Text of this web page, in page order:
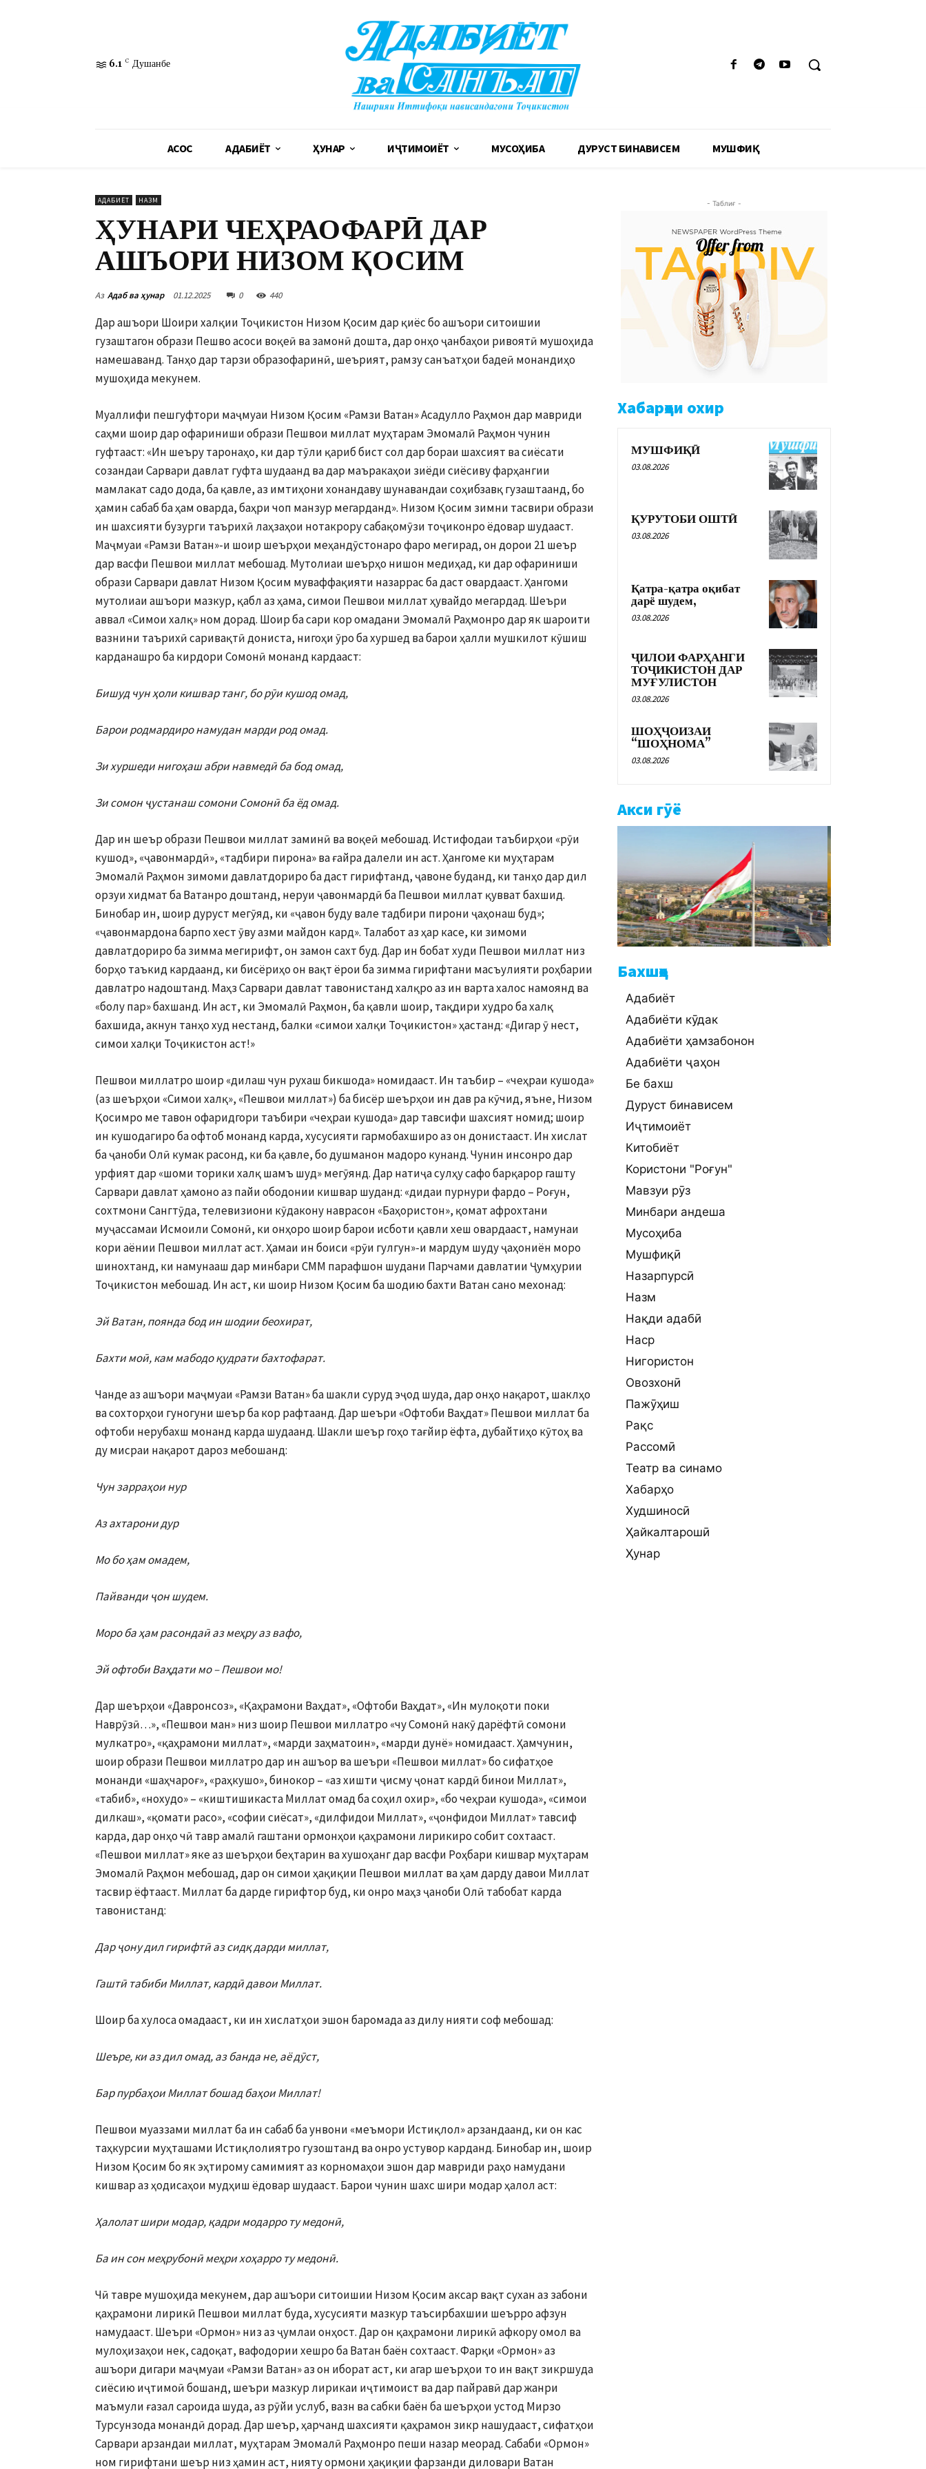
6.1 C Душанбе
АСОСӢ АДАБИЁТ ҲУНАР ИҶТИМОИЁТ МУСОҲИБА ДУРУСТ БИНАВИСЕМ МУШФИҚӢ
АДАБИЁТ НАЗМ
ҲУНАРИ ЧЕҲРАОФАРӢ ДАР
АШЪОРИ НИЗОМ ҚОСИМ
Аз Адаб ва ҳунар 01.12.2025 0 440
Дар ашъори Шоири халқии Тоҷикистон Низом Қосим дар қиёс бо ашъори ситоишии
гузаштагон образи Пешво асоси воқеӣ ва замонӣ дошта, дар онҳо ҷанбаҳои ривоятӣ мушоҳида
намешаванд. Танҳо дар тарзи образофаринӣ, шеърият, рамзу санъатҳои бадеӣ монандиҳо
мушоҳида мекунем.
Муаллифи пешгуфтори маҷмуаи Низом Қосим «Рамзи Ватан» Асадулло Раҳмон дар мавриди
саҳми шоир дар офариниши образи Пешвои миллат муҳтарам Эмомалӣ Раҳмон чунин
гуфтааст: «Ин шеъру таронаҳо, ки дар тӯли қариб бист сол дар бораи шахсият ва сиёсати
созандаи Сарвари давлат гуфта шудаанд ва дар маъракаҳои зиёди сиёсиву фарҳангии
мамлакат садо дода, ба қавле, аз имтиҳони хонандаву шунавандаи соҳибзавқ гузаштаанд, бо
ҳамин сабаб ба ҳам оварда, баҳри чоп манзур мегарданд». Низом Қосим зимни тасвири образи
ин шахсияти бузурги таърихӣ лаҳзаҳои нотакрору сабақомӯзи тоҷиконро ёдовар шудааст.
Маҷмуаи «Рамзи Ватан»-и шоир шеърҳои меҳандӯстонаро фаро мегирад, он дорои 21 шеър
дар васфи Пешвои миллат мебошад. Мутолиаи шеърҳо нишон медиҳад, ки дар офариниши
образи Сарвари давлат Низом Қосим муваффақияти назаррас ба даст овардааст. Ҳангоми
мутолиаи ашъори мазкур, қабл аз ҳама, симои Пешвои миллат ҳувайдо мегардад. Шеъри
аввал «Симои халқ» ном дорад. Шоир ба сари кор омадани Эмомалӣ Раҳмонро дар як шароити
вазнини таърихӣ саривақтӣ дониста, нигоҳи ӯро ба хуршед ва барои ҳалли мушкилот кӯшиш
карданашро ба кирдори Сомонӣ монанд кардааст:
Бишуд чун ҳоли кишвар танг, бо рӯи кушод омад,
Барои родмардиро намудан марди род омад.
Зи хуршеди нигоҳаш абри навмедӣ ба бод омад,
Зи сомон ҷустанаш сомони Сомонӣ ба ёд омад.
Дар ин шеър образи Пешвои миллат заминӣ ва воқеӣ мебошад. Истифодаи таъбирҳои «рӯи
кушод», «ҷавонмардӣ», «тадбири пирона» ва ғайра далели ин аст. Ҳангоме ки муҳтарам
Эмомалӣ Раҳмон зимоми давлатдориро ба даст гирифтанд, ҷавоне буданд, ки танҳо дар дил
орзуи хидмат ба Ватанро доштанд, неруи ҷавонмардӣ ба Пешвои миллат қувват бахшид.
Бинобар ин, шоир дуруст мегӯяд, ки «ҷавон буду вале тадбири пирони ҷаҳонаш буд»;
«ҷавонмардона барпо хест ӯву азми майдон кард». Талабот аз ҳар касе, ки зимоми
давлатдориро ба зимма мегирифт, он замон сахт буд. Дар ин бобат худи Пешвои миллат низ
борҳо таъкид кардаанд, ки бисёриҳо он вақт ёрои ба зимма гирифтани масъулияти роҳбарии
давлатро надоштанд. Маҳз Сарвари давлат тавонистанд халқро аз ин варта халос намоянд ва
«болу пар» бахшанд. Ин аст, ки Эмомалӣ Раҳмон, ба қавли шоир, тақдири худро ба халқ
бахшида, акнун танҳо худ нестанд, балки «симои халқи Тоҷикистон» ҳастанд: «Дигар ӯ нест,
симои халқи Тоҷикистон аст!»
Пешвои миллатро шоир «дилаш чун рухаш бикшода» номидааст. Ин таъбир – «чеҳраи кушода»
(аз шеърҳои «Симои халқ», «Пешвои миллат») ба бисёр шеърҳои ин дав ра кӯчид, яъне, Низом
Қосимро ме тавон офаридгори таъбири «чеҳраи кушода» дар тавсифи шахсият номид; шоир
ин кушодагиро ба офтоб монанд карда, хусусияти гармобахширо аз он донистааст. Ин хислат
ба ҷаноби Олӣ кумак расонд, ки ба қавле, бо душманон мадоро кунанд. Чунин инсонро дар
урфият дар «шоми торики халқ шамъ шуд» мегӯянд. Дар натиҷа сулҳу сафо барқарор гашту
Сарвари давлат ҳамоно аз пайи ободонии кишвар шуданд: «дидаи пурнури фардо – Роғун,
сохтмони Сангтӯда, телевизиони кӯдакону наврасон «Баҳористон», қомат афрохтани
муҷассамаи Исмоили Сомонӣ, ки онҳоро шоир барои исботи қавли хеш овардааст, намунаи
кори аёнии Пешвои миллат аст. Ҳамаи ин боиси «рӯи гулгун»-и мардум шуду ҷаҳониён моро
шинохтанд, ки намунааш дар минбари СММ парафшон шудани Парчами давлатии Ҷумҳурии
Тоҷикистон мебошад. Ин аст, ки шоир Низом Қосим ба шодию бахти Ватан сано мехонад:
Эй Ватан, поянда бод ин шодии беохират,
Бахти моӣ, кам мабодо қудрати бахтофарат.
Чанде аз ашъори маҷмуаи «Рамзи Ватан» ба шакли суруд эҷод шуда, дар онҳо нақарот, шаклҳо
ва сохторҳои гуногуни шеър ба кор рафтаанд. Дар шеъри «Офтоби Ваҳдат» Пешвои миллат ба
офтоби нерубахш монанд карда шудаанд. Шакли шеър гоҳо тағйир ёфта, дубайтиҳо кӯтоҳ ва
ду мисраи нақарот дароз мебошанд:
Чун зарраҳои нур
Аз ахтарони дур
Мо бо ҳам омадем,
Пайванди ҷон шудем.
Моро ба ҳам расондаӣ аз меҳру аз вафо,
Эй офтоби Ваҳдати мо – Пешвои мо!
Дар шеърҳои «Давронсоз», «Қаҳрамони Ваҳдат», «Офтоби Ваҳдат», «Ин мулоқоти поки
Наврӯзӣ…», «Пешвои ман» низ шоир Пешвои миллатро «чу Сомонӣ накӯ дарёфтӣ сомони
мулкатро», «қаҳрамони миллат», «марди заҳматоин», «марди дунё» номидааст. Ҳамчунин,
шоир образи Пешвои миллатро дар ин ашъор ва шеъри «Пешвои миллат» бо сифатҳое
монанди «шаҳчароғ», «раҳкушо», бинокор – «аз хишти ҷисму ҷонат кардӣ бинои Миллат»,
«табиб», «нохудо» – «киштишикаста Миллат омад ба соҳил охир», «бо чеҳраи кушода», «симои
дилкаш», «қомати расо», «софии сиёсат», «дилфидои Миллат», «ҷонфидои Миллат» тавсиф
карда, дар онҳо чӣ тавр амалӣ гаштани ормонҳои қаҳрамони лирикиро собит сохтааст.
«Пешвои миллат» яке аз шеърҳои беҳтарин ва хушоҳанг дар васфи Роҳбари кишвар муҳтарам
Эмомалӣ Раҳмон мебошад, дар он симои ҳақиқии Пешвои миллат ва ҳам дарду давои Миллат
тасвир ёфтааст. Миллат ба дарде гирифтор буд, ки онро маҳз ҷаноби Олӣ табобат карда
тавонистанд:
Дар ҷону дил гирифтӣ аз сидқ дарди миллат,
Гаштӣ табиби Миллат, кардӣ давои Миллат.
Шоир ба хулоса омадааст, ки ин хислатҳои эшон баромада аз дилу нияти соф мебошад:
Шеъре, ки аз дил омад, аз банда не, аё дӯст,
Бар пурбаҳои Миллат бошад баҳои Миллат!
Пешвои муаззами миллат ба ин сабаб ба унвони «меъмори Истиқлол» арзандаанд, ки он кас
таҳкурсии муҳташами Истиқлолиятро гузоштанд ва онро устувор карданд. Бинобар ин, шоир
Низом Қосим бо як эҳтирому самимият аз корномаҳои эшон дар мавриди раҳо намудани
кишвар аз ҳодисаҳои мудҳиш ёдовар шудааст. Барои чунин шахс шири модар ҳалол аст:
Ҳалолат шири модар, қадри модарро ту медонӣ,
Ба ин сон меҳрубонӣ меҳри хоҳарро ту медонӣ.
Чӣ тавре мушоҳида мекунем, дар ашъори ситоишии Низом Қосим аксар вақт сухан аз забони
қаҳрамони лирикӣ Пешвои миллат буда, хусусияти мазкур таъсирбахшии шеърро афзун
намудааст. Шеъри «Ормон» низ аз ҷумлаи онҳост. Дар он қаҳрамони лирикӣ афкору омол ва
мулоҳизаҳои нек, садоқат, вафодории хешро ба Ватан баён сохтааст. Фарқи «Ормон» аз
ашъори дигари маҷмуаи «Рамзи Ватан» аз он иборат аст, ки агар шеърҳои то ин вақт зикршуда
сиёсию иҷтимоӣ бошанд, шеъри мазкур лирикаи иҷтимоист ва дар пайравӣ дар жанри
маъмули ғазал сароида шуда, аз рӯйи услуб, вазн ва сабки баён ба шеърҳои устод Мирзо
Турсунзода монандӣ дорад. Дар шеър, ҳарчанд шахсияти қаҳрамон зикр нашудааст, сифатҳои
Сарвари арзандаи миллат, муҳтарам Эмомалӣ Раҳмонро пеши назар меорад. Сабаби «Ормон»
ном гирифтани шеър низ ҳамин аст, нияту ормони ҳақиқии фарзанди диловари Ватан
- Таблиғ -
Хабарҳои охир
МУШФИҚӢ
03.08.2026
ҚУРУТОБИ ОШТӢ
03.08.2026
Қатра-қатра оқибат
дарё шудем,
03.08.2026
ҶИЛОИ ФАРҲАНГИ
ТОҶИКИСТОН ДАР
МУҒУЛИСТОН
03.08.2026
ШОҲҶОИЗАИ
“ШОҲНОМА”
03.08.2026
Акси гӯё
Бахшҳо
Адабиёт
Адабиёти кӯдак
Адабиёти ҳамзабонон
Адабиёти ҷаҳон
Бе бахш
Дуруст бинависем
Иҷтимоиёт
Китобиёт
Користони "Роғун"
Мавзуи рӯз
Минбари андеша
Мусоҳиба
Мушфиқӣ
Назарпурсӣ
Назм
Нақди адабӣ
Наср
Нигористон
Овозхонӣ
Пажӯҳиш
Рақс
Рассомӣ
Театр ва синамо
Хабарҳо
Худшиносӣ
Ҳайкалтарошӣ
Ҳунар